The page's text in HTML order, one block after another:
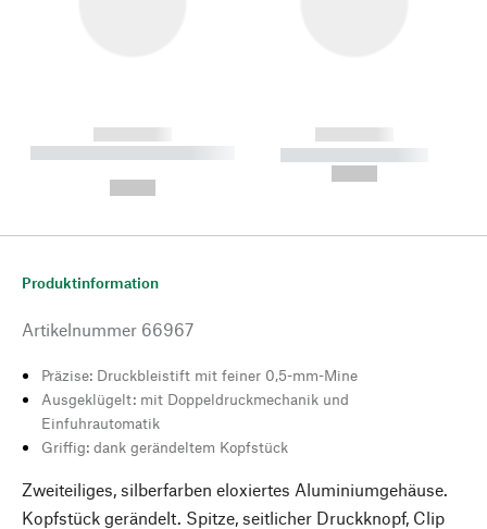
------------
----------- ----------- --------
------------
----------- -----------
Produktinformation
Artikelnummer 66967
Präzise: Druckbleistift mit feiner 0,5-mm-Mine
Ausgeklügelt: mit Doppeldruckmechanik und
Einfuhrautomatik
Griffig: dank gerändeltem Kopfstück
Zweiteiliges, silberfarben eloxiertes Aluminiumgehäuse.
Kopfstück gerändelt. Spitze, seitlicher Druckknopf, Clip